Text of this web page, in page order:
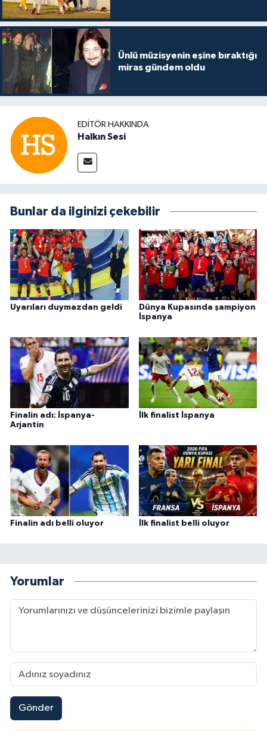
Ünlü müzisyenin eşine bıraktığı
miras gündem oldu
EDITÖR HAKKINDA
Halkın Sesi
Bunlar da ilginizi çekebilir
Uyarıları duymazdan geldi
Dünya Kupasında şampiyon
İspanya
Finalin adı: İspanya-
Arjantin
İlk finalist İspanya
Finalin adı belli oluyor İlk finalist belli oluyor
Yorumlar
Gönder